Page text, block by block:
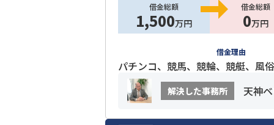
借金総額
1,500万円
借金総額
0万円
借金理由
パチンコ、競馬、競輪、競艇、風
解決した事務所 天神